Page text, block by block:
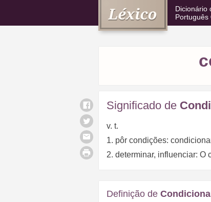
Dicionário
Português
Significado de
v. t.
1. pôr condições:
2. determinar, influenciar: O
Definição de